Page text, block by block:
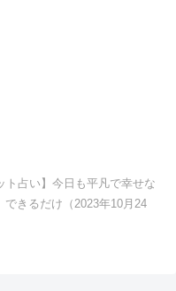
ト占い】今日も平凡で幸せな
きるだけ（2023年10月24